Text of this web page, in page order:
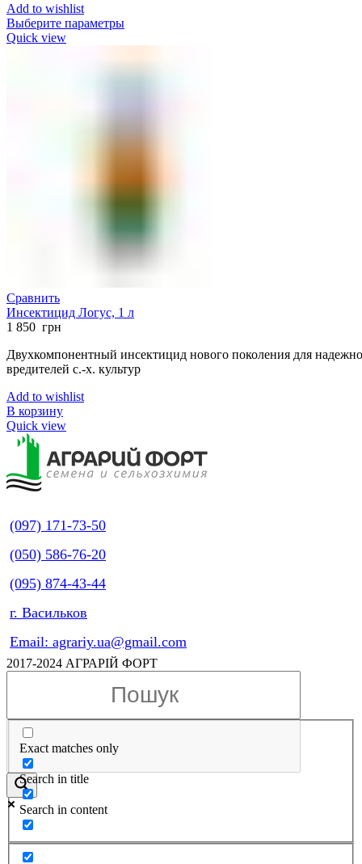
Add to wishlist
Выберите параметры
Quick view
Сравнить
Инсектицид Логус, 1 л
1 850 грн
Двухкомпонентный инсектицид нового поколения для
вредителей с.-х. культур
Add to wishlist
В корзину
Quick view
(097) 171-73-50
(050) 586-76-20
(095) 874-43-44
г. Васильков
Email: agrariy.ua@gmail.com
2017-2024 АГРАРІЙ ФОРТ
Exact matches only
Search in title
Search in content